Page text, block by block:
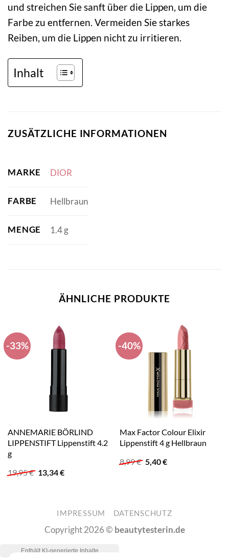
und streichen Sie sanft über die Lippen, um die
Farbe zu entfernen. Vermeiden Sie starkes
Reiben, um die Lippen nicht zu irritieren.
Inhalt
ZUSÄTZLICHE INFORMATIONEN
MARKE DIOR
FARBE Hellbraun
MENGE 1.4 g
ÄHNLICHE PRODUKTE
-33%
ANNEMARIE BÖRLIND
LIPPENSTIFT Lippenstift 4.2
g
19,95€ Ursprünglicher
13,34€Aktueller
-40%
Max Factor Colour Elixir
Lippenstift 4 g Hellbraun
8,99€ Ursprünglicher
5,40€Aktueller
IMPRESSUM DATENSCHUTZ
Copyright 2026 © beautytesterin.de